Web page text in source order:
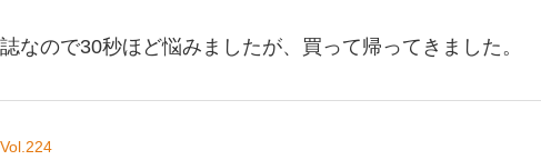
なので30秒ほど悩みましたが、買って帰ってきました。